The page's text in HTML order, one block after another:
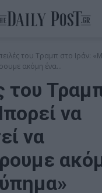
του Τραμπ στο Ιράν:
ακόμη ένα...
του
να
να